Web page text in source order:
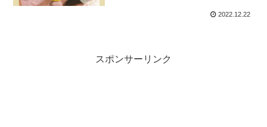
2022.12.22
スポンサーリンク